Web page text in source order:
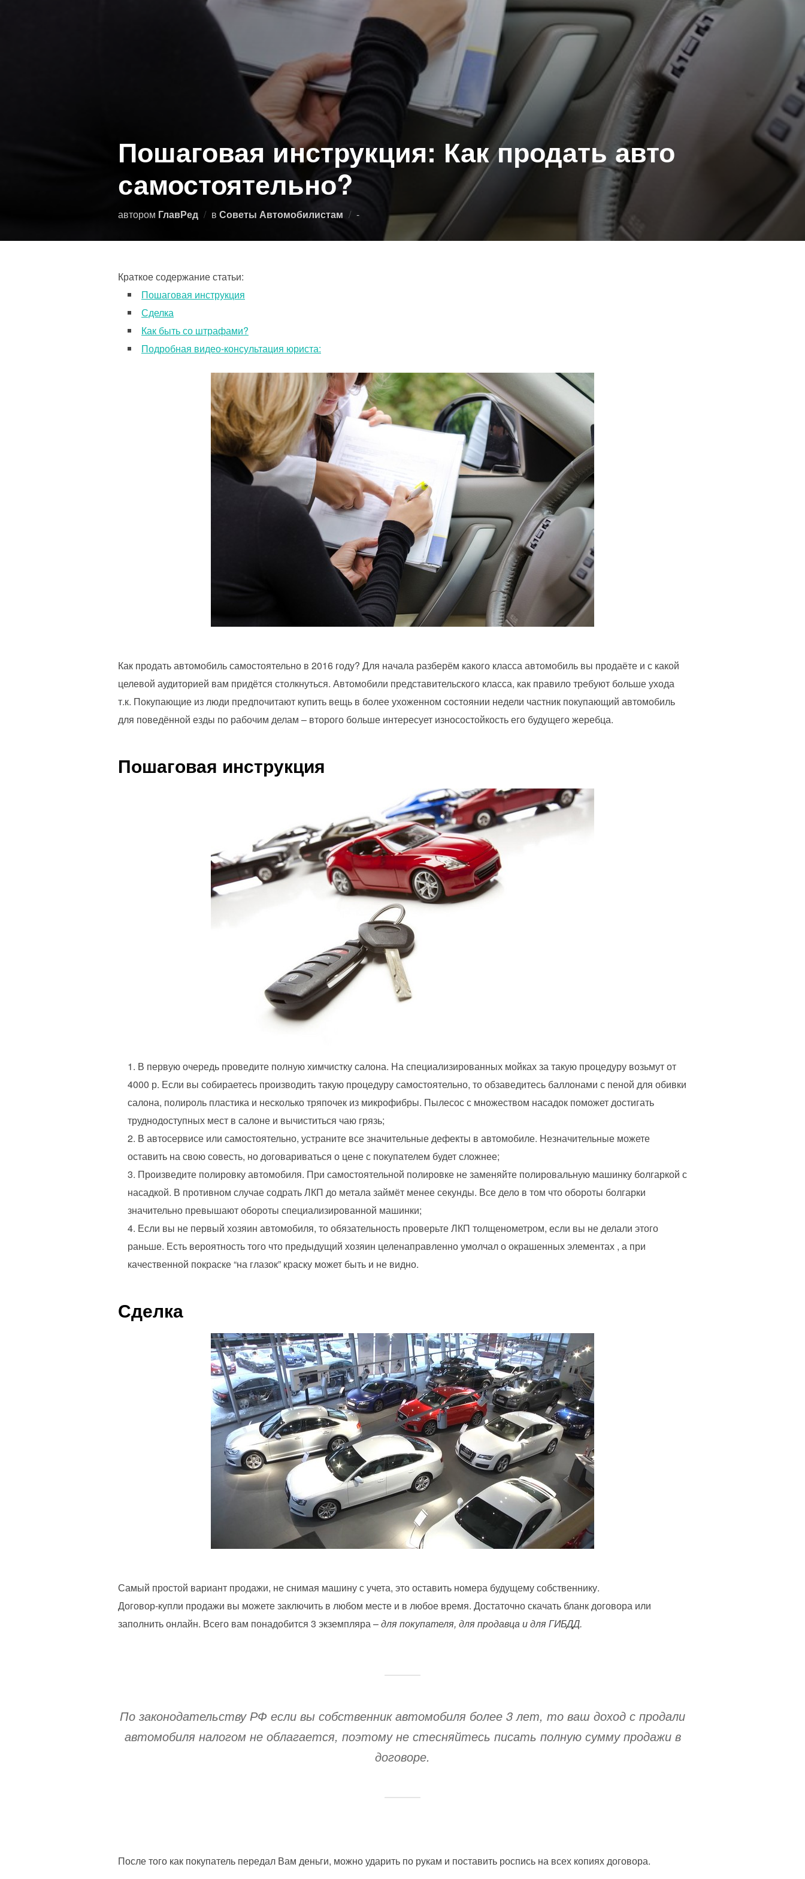
Пошаговая инструкция: Как продать авто
самостоятельно?
автором ГлавРед в Советы Автомобилистам -Опубликовано
Краткое содержание статьи:
Пошаговая инструкция
Сделка
Как быть со штрафами?
Подробная видео-консультация юриста:
Как продать автомобиль самостоятельно в 2016 году? Для начала разберём какого класса автомобиль вы продаёте и с какой
целевой аудиторией вам придётся столкнуться. Автомобили представительского класса, как правило требуют больше ухода
т.к. Покупающие из люди предпочитают купить вещь в более ухоженном состоянии недели частник покупающий автомобиль
для поведённой езды по рабочим делам – второго больше интересует износостойкость его будущего жеребца.
Пошаговая инструкция
В первую очередь проведите полную химчистку салона. На специализированных мойках за такую процедуру возьмут от
4000 р. Если вы собираетесь производить такую процедуру самостоятельно, то обзаведитесь баллонами с пеной для обивки
салона, полироль пластика и несколько тряпочек из микрофибры. Пылесос с множеством насадок поможет достигать
труднодоступных мест в салоне и вычиститься чаю грязь;
В автосервисе или самостоятельно, устраните все значительные дефекты в автомобиле. Незначительные можете
оставить на свою совесть, но договариваться о цене с покупателем будет сложнее;
Произведите полировку автомобиля. При самостоятельной полировке не заменяйте полировальную машинку болгаркой с
насадкой. В противном случае содрать ЛКП до метала займёт менее секунды. Все дело в том что обороты болгарки
значительно превышают обороты специализированной машинки;
Если вы не первый хозяин автомобиля, то обязательность проверьте ЛКП толщенометром, если вы не делали этого
раньше. Есть вероятность того что предыдущий хозяин целенаправленно умолчал о окрашенных элементах , а при
качественной покраске “на глазок” краску может быть и не видно.
Сделка
Самый простой вариант продажи, не снимая машину с учета, это оставить номера будущему собственнику.
Договор-купли продажи вы можете заключить в любом месте и в любое время. Достаточно скачать бланк договора или
заполнить онлайн. Всего вам понадобится 3 экземпляра –для покупателя, для продавца и для ГИБДД.
По законодательству РФ если вы собственник автомобиля более 3 лет, то ваш доход с продали
автомобиля налогом не облагается, поэтому не стесняйтесь писать полную сумму продажи в
договоре.
После того как покупатель передал Вам деньги, можно ударить по рукам и поставить роспись на всех копиях договора.